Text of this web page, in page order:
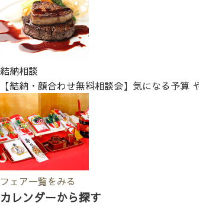
結納相談
【結納・顔合わせ無料相談会】気になる予算
フェア一覧をみる
カレンダーから探す